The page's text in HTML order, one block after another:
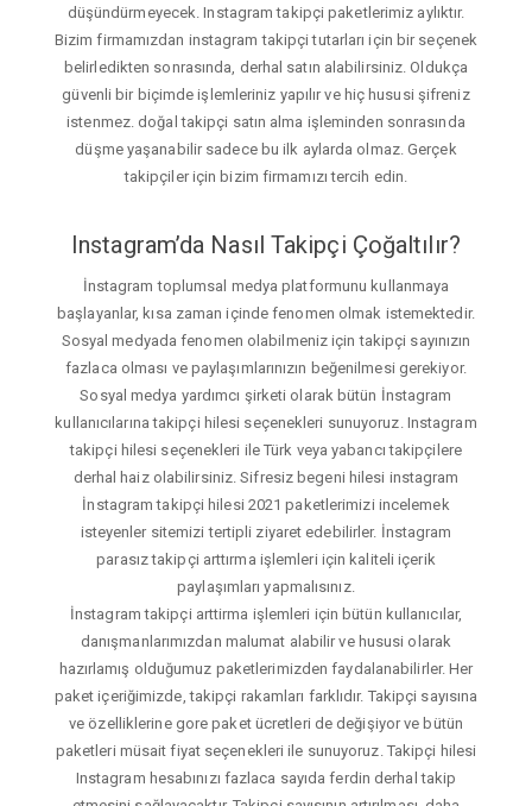
düşündürmeyecek. Instagram takipçi paketlerimiz aylıktır.
Bizim firmamızdan instagram takipçi tutarları için bir seçenek
belirledikten sonrasında, derhal satın alabilirsiniz. Oldukça
güvenli bir biçimde işlemleriniz yapılır ve hiç hususi şifreniz
istenmez. doğal takipçi satın alma işleminden sonrasında
düşme yaşanabilir sadece bu ilk aylarda olmaz. Gerçek
takipçiler için bizim firmamızı tercih edin.
Instagram’da Nasıl Takipçi Çoğaltılır?
İnstagram toplumsal medya platformunu kullanmaya
başlayanlar, kısa zaman içinde fenomen olmak istemektedir.
Sosyal medyada fenomen olabilmeniz için takipçi sayınızın
fazlaca olması ve paylaşımlarınızın beğenilmesi gerekiyor.
Sosyal medya yardımcı şirketi olarak bütün İnstagram
kullanıcılarına takipçi hilesi seçenekleri sunuyoruz. Instagram
takipçi hilesi seçenekleri ile Türk veya yabancı takipçilere
derhal haiz olabilirsiniz. Sifresiz begeni hilesi instagram
İnstagram takipçi hilesi 2021 paketlerimizi incelemek
isteyenler sitemizi tertipli ziyaret edebilirler. İnstagram
parasız takipçi arttırma işlemleri için kaliteli içerik
paylaşımları yapmalısınız.
İnstagram takipçi arttirma işlemleri için bütün kullanıcılar,
danışmanlarımızdan malumat alabilir ve hususi olarak
hazırlamış olduğumuz paketlerimizden faydalanabilirler. Her
paket içeriğimizde, takipçi rakamları farklıdır. Takipçi sayısına
ve özelliklerine gore paket ücretleri de değişiyor ve bütün
paketleri müsait fiyat seçenekleri ile sunuyoruz. Takipçi hilesi
Instagram hesabınızı fazlaca sayıda ferdin derhal takip